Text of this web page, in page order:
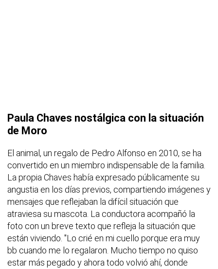
Paula Chaves nostálgica con la situación
de Moro
El animal, un regalo de Pedro Alfonso en 2010, se ha
convertido en un miembro indispensable de la familia.
La propia Chaves había expresado públicamente su
angustia en los días previos, compartiendo imágenes y
mensajes que reflejaban la difícil situación que
atraviesa su mascota. La conductora acompañó la
foto con un breve texto que refleja la situación que
están viviendo. "Lo crié en mi cuello porque era muy
bb cuando me lo regalaron. Mucho tiempo no quiso
estar más pegado y ahora todo volvió ahí, donde